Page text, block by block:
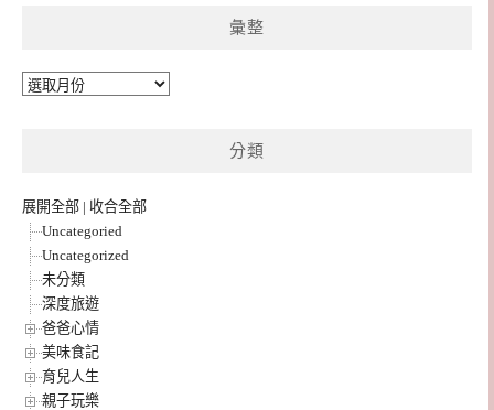
彙整
彙
分類
展開全部 | 收合全部
Uncategoried
Uncategorized
未分類
深度旅遊
爸爸心情
美味食記
育兒人生
親子玩樂